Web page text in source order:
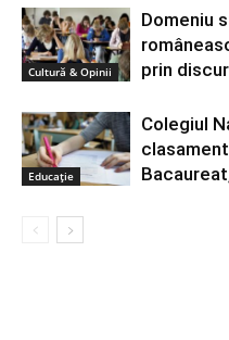
Cultură & Opinii
Domeniu
prin
Educație
Colegiul